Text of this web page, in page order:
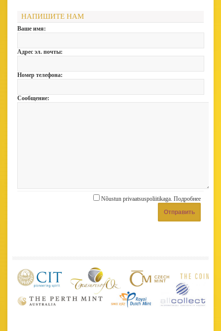
НАПИШИТЕ НАМ
Ваше имя:
Адрес эл. почты:
Номер телефона:
Сообщение:
Nõustun privaatsuspoliitikaga. Подробнее
Отправить